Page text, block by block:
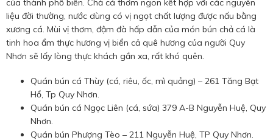
của thành phố biển. Chả cá thơm ngon kết hợp với các nguyên
liệu đời thường, nước dùng có vị ngọt chất lượng được nấu bằng
xương cá. Mùi vị thơm, đậm đà hấp dẫn của món bún chả cá là
tinh hoa ẩm thực hương vị biển cả quê hương của người Quy
Nhơn sẽ lấy lòng thực khách gần xa, rất khó quên.
Quán bún cá Thùy (cá, riêu, ốc, mì quảng) – 261 Tăng Bạt
Hổ, Tp Quy Nhơn.
Quán bún cá Ngọc Liên (cá, sứa) 379 A-B Nguyễn Huệ, Quy
Nhơn.
Quán bún Phượng Tèo – 211 Nguyễn Huệ, TP Quy Nhơn.